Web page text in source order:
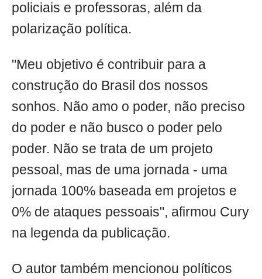
policiais e professoras, além da
polarização política.
"Meu objetivo é contribuir para a
construção do Brasil dos nossos
sonhos. Não amo o poder, não preciso
do poder e não busco o poder pelo
poder. Não se trata de um projeto
pessoal, mas de uma jornada - uma
jornada 100% baseada em projetos e
0% de ataques pessoais", afirmou Cury
na legenda da publicação.
O autor também mencionou políticos